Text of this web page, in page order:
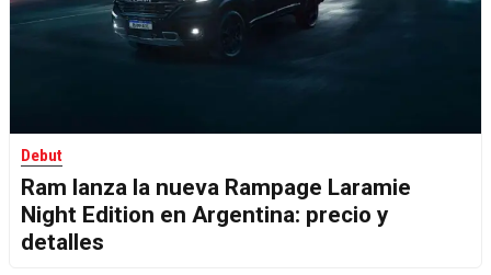
Debut
Ram lanza la nueva Rampage Laramie
Night Edition en Argentina: precio y
detalles